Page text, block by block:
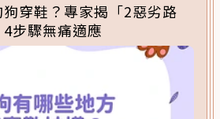
穿鞋？專家揭「2惡劣路
步驟無痛適應